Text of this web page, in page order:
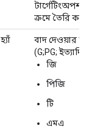
ক্রমে তৈরি করা
হ্যাঁ
বাদ দেওয়ার
(G;PG; ইত্যাদি)।
জি
পিজি
টি
এমএ